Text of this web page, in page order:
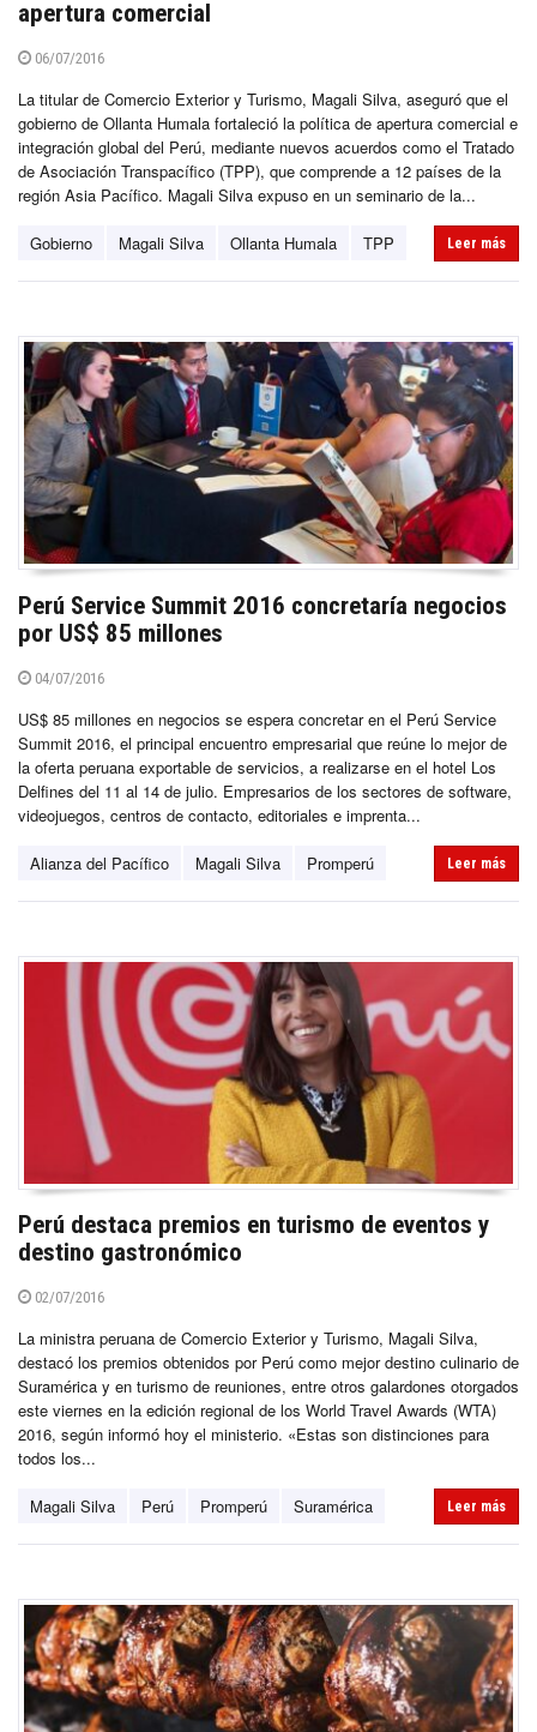
apertura comercial
06/07/2016
La titular de Comercio Exterior y Turismo, Magali Silva, aseguró que el
gobierno de Ollanta Humala fortaleció la política de apertura comercial e
integración global del Perú, mediante nuevos acuerdos como el Tratado
de Asociación Transpacífico (TPP), que comprende a 12 países de la
región Asia Pacífico. Magali Silva expuso en un seminario de la...
Gobierno Magali Silva Ollanta Humala TPP Leer más
Perú Service Summit 2016 concretaría negocios
por US$ 85 millones
04/07/2016
US$ 85 millones en negocios se espera concretar en el Perú Service
Summit 2016, el principal encuentro empresarial que reúne lo mejor de
la oferta peruana exportable de servicios, a realizarse en el hotel Los
Delfines del 11 al 14 de julio. Empresarios de los sectores de software,
videojuegos, centros de contacto, editoriales e imprenta...
Alianza del Pacífico Magali Silva Promperú Leer más
Perú destaca premios en turismo de eventos y
destino gastronómico
02/07/2016
La ministra peruana de Comercio Exterior y Turismo, Magali Silva,
destacó los premios obtenidos por Perú como mejor destino culinario de
Suramérica y en turismo de reuniones, entre otros galardones otorgados
este viernes en la edición regional de los World Travel Awards (WTA)
2016, según informó hoy el ministerio. «Estas son distinciones para
todos los...
Magali Silva Perú Promperú Suramérica Leer más